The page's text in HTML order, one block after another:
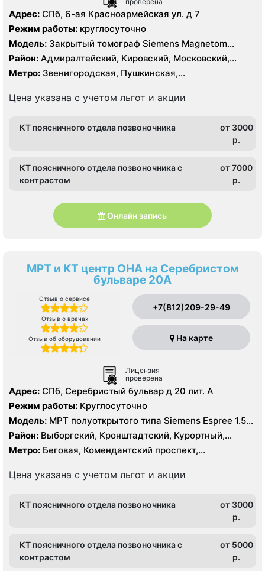
Адрес: СПб, 6-ая Красноармейская ул. д 7
Режим работы: круглосуточно
Модель: Закрытый томограф Siemens Magnetom
Symphony 1.5 Тесла, КТ Siemens Somatom Emotion 16
Район: Адмиралтейский, Кировский, Московский,
Центральный
Метро: Звенигородская, Пушкинская,
Цена указана с учетом льгот и акции
КТ поясничного отдела позвоночника
от 3000
p.
КТ поясничного отдела позвоночника с
контрастом
от 7000
p.
Онлайн запись
МРТ и КТ центр ОНА на Серебристом
бульваре 20А
Отзыв о сервисе
Отзыв о врачах
Отзыв об оборудовании
+7(812)209-29-49
На карте
Лицензия
проверена
Адрес: СПб, Серебристый бульвар д 20 лит. А
Режим работы: Круглосуточно
Модель: МРТ полуоткрытого типа Siemens Espree 1.5
Тесла, КТ Siemens Somatom Emotion 16 срезов
Район: Выборгский, Кронштадтский, Курортный,
Ленинградская область, Приморский
Метро: Беговая, Комендантский проспект,
Удельная, Чёрная речка
Цена указана с учетом льгот и акции
КТ поясничного отдела позвоночника
от 3000
p.
КТ поясничного отдела позвоночника с
контрастом
от 5000
p.